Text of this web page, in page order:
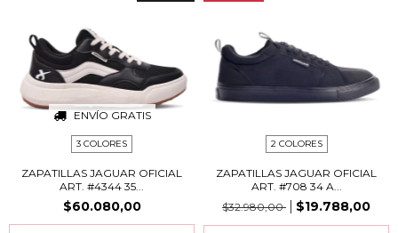
ENVÍO GRATIS
3 COLORES
ZAPATILLAS JAGUAR OFICIAL
ART. #4344 35...
$60.080,00
2 COLORES
ZAPATILLAS JAGUAR OFICIAL
ART. #708 34 A...
$32.980,00
$19.788,00